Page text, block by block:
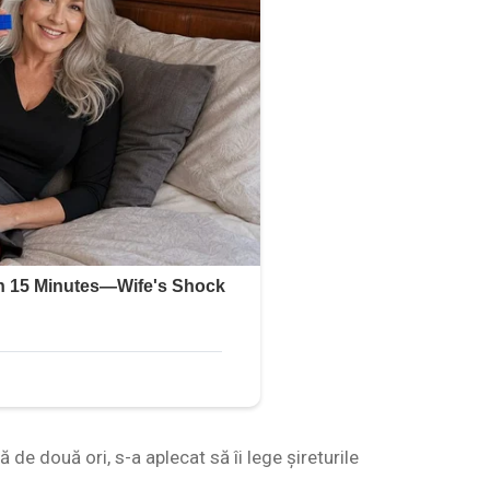
de două ori, s-a aplecat să îi lege șireturile